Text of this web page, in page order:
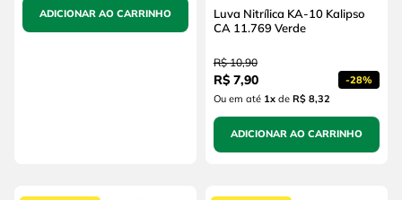
ADICIONAR AO CARRINHO
Luva Nitrílica KA-10 Kalipso
CA 11.769 Verde
R$ 10,90
R$ 7,90 -28%
Ou em até 1xde R$ 8,32
ADICIONAR AO CARRINHO